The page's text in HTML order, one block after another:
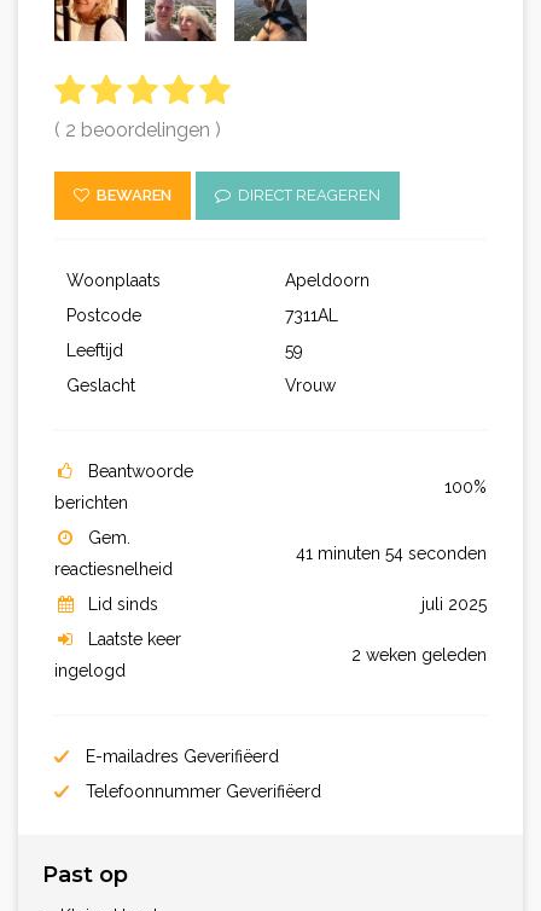
( 2 beoordelingen )
BEWAREN DIRECT REAGEREN
Woonplaats
Apeldoorn
Postcode
7311AL
Leeftijd
59
Geslacht
Vrouw
Beantwoorde
berichten
100%
Gem.
reactiesnelheid
41 minuten 54 seconden
Lid sinds
juli 2025
Laatste keer
ingelogd
2 weken geleden
E-mailadres Geverifiëerd
Telefoonnummer Geverifiëerd
Past op